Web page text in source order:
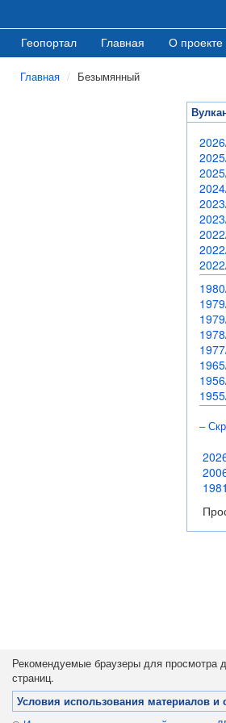
Геопортал Главная О проекте
Главная Безымянный
–
1981
Рекомендуемые браузеры для просмотра
страниц.
Условия использования материалов и